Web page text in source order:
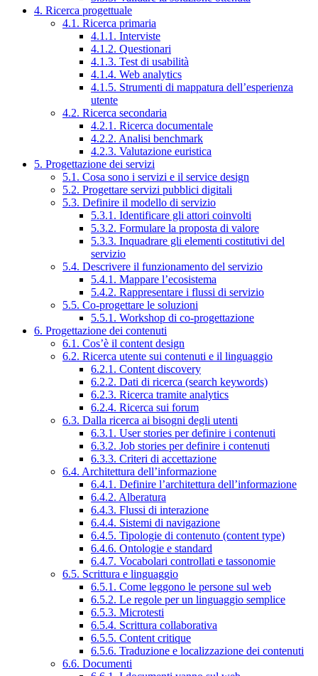
4. Ricerca progettuale
4.1. Ricerca primaria
4.1.1. Interviste
4.1.2. Questionari
4.1.3. Test di usabilità
4.1.4. Web analytics
4.1.5. Strumenti di mappatura dell’esperienza
utente
4.2. Ricerca secondaria
4.2.1. Ricerca documentale
4.2.2. Analisi benchmark
4.2.3. Valutazione euristica
5. Progettazione dei servizi
5.1. Cosa sono i servizi e il service design
5.2. Progettare servizi pubblici digitali
5.3. Definire il modello di servizio
5.3.1. Identificare gli attori coinvolti
5.3.2. Formulare la proposta di valore
5.3.3. Inquadrare gli elementi costitutivi del
servizio
5.4. Descrivere il funzionamento del servizio
5.4.1. Mappare l’ecosistema
5.4.2. Rappresentare i flussi di servizio
5.5. Co-progettare le soluzioni
5.5.1. Workshop di co-progettazione
6. Progettazione dei contenuti
6.1. Cos’è il content design
6.2. Ricerca utente sui contenuti e il linguaggio
6.2.1. Content discovery
6.2.2. Dati di ricerca (search keywords)
6.2.3. Ricerca tramite analytics
6.2.4. Ricerca sui forum
6.3. Dalla ricerca ai bisogni degli utenti
6.3.1. User stories per definire i contenuti
6.3.2. Job stories per definire i contenuti
6.3.3. Criteri di accettazione
6.4. Architettura dell’informazione
6.4.1. Definire l’architettura dell’informazione
6.4.2. Alberatura
6.4.3. Flussi di interazione
6.4.4. Sistemi di navigazione
6.4.5. Tipologie di contenuto (content type)
6.4.6. Ontologie e standard
6.4.7. Vocabolari controllati e tassonomie
6.5. Scrittura e linguaggio
6.5.1. Come leggono le persone sul web
6.5.2. Le regole per un linguaggio semplice
6.5.3. Microtesti
6.5.4. Scrittura collaborativa
6.5.5. Content critique
6.5.6. Traduzione e localizzazione dei contenuti
6.6. Documenti